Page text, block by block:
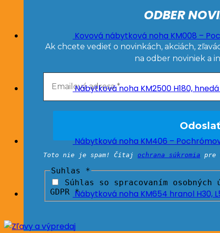
ODBER
Ak chcete vedieť o novinkách, akciách,
na odber noviniek a
Toto nie je spam! Čítaj ochrana súkromia pre
Suhlas *
Súhlas so spracovaním
GDPR *
Kovová nábytková noha KM008 –
Nábytková noha KM2500 H180, hnedá
Nábytková noha KM406 –
Nábytková noha KM654 hranol H30,